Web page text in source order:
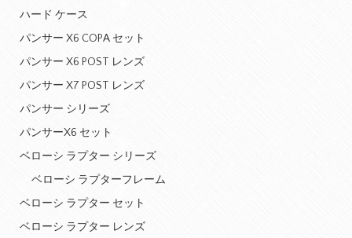
ハード ケース
パンサー X6 COPA セット
パンサー X6 POST レンズ
パンサー X7 POST レンズ
パンサー シリーズ
パンサーX6 セット
ベローシ ラプター シリーズ
ベローシ ラプターフレーム
ベローシ ラプター セット
ベローシ ラプター レンズ